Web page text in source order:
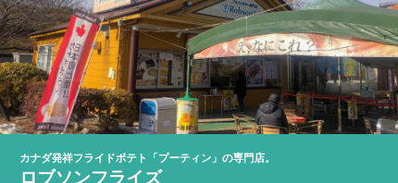
交通アクセス
アトラクション
グッジョバ!!
イベント
カナダ発祥フライドポテト「プーティン」の専門店。
ロブソンフライズ